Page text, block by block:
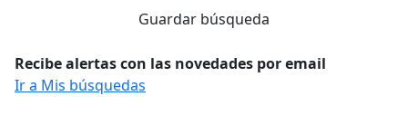
Guardar búsqueda
Recibe alertas con las novedades por email
Ir a Mis búsquedas